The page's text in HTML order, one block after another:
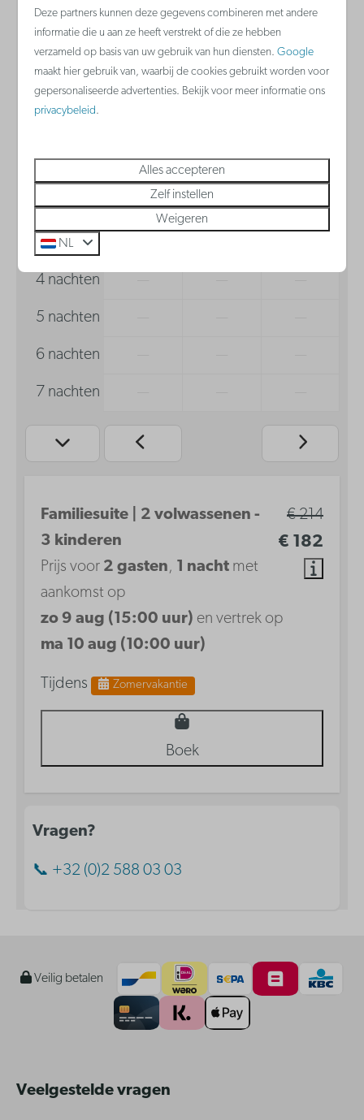
Badkamer
Haardroger
2 gasten
zo 09-08-2026 ma 10-08-2026
— € 182
2 nachten — € 366 —
3 nachten
4 nachten
5 nachten
6 nachten
7 nachten
€ 214
€ 182
Familiesuite | 2 volwassenen -
3 kinderen
Prijs voor 2 gasten, 1 nacht met
aankomst op
zo 9 aug (15:00 uur) en vertrek op
ma 10 aug (10:00 uur)
Tijdens Zomervakantie
Boek
Vragen?
📞 +32 (0)2 588 03 03
Veilig betalen
Veelgestelde vragen
Deze partners kunnen deze gegevens combineren met andere
informatie die u aan ze heeft verstrekt of die ze hebben
verzameld op basis van uw gebruik van hun diensten.Google
maakt hier gebruik van, waarbij de cookies gebruikt worden voor
gepersonaliseerde advertenties. Bekijk voor meer informatie ons
privacybeleid.
Alles accepteren
Zelf instellen
Weigeren
NL